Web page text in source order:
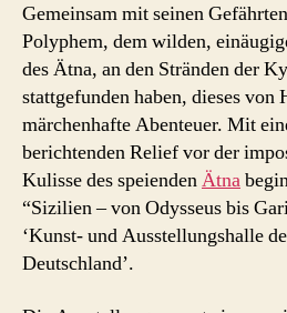
Gemeinsam mit seinen
Polyphem, dem wilden,
des Ätna, an den Stränden der
stattgefunden haben, dieses von
märchenhafte Abenteuer. Mit
berichtenden Relief vor der
Kulisse des speiendenÄtna
“Sizilien – von Odysseus bis
‘Kunst- und Ausstellungshalle
Deutschland’.